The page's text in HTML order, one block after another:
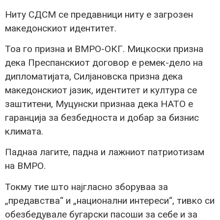
Ниту СДСМ се предавници ниту е загрозен
македонскиот идентитет.
Тоа го призна и ВМРО-ОКГ. Мицкоски призна
дека Преспанскиот договор е ремек-дело на
дипломатијата, Силјановска призна дека
македонскиот јазик, идентитет и култура се
заштитени, Муцунски признаа дека НАТО е
гаранција за безбедноста и добар за бизнис
климата.
Паднаа лагите, падна и лажниот патриотизам
на ВМРО.
Токму тие што најгласно зборуваа за
„предавства“ и „национални интереси“, тивко си
обезбедувале бугарски пасоши за себе и за